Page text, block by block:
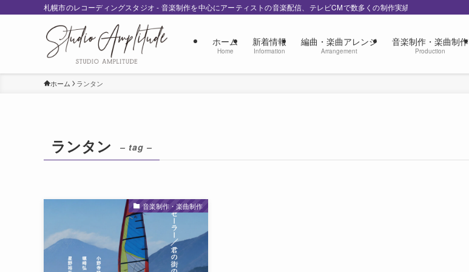
札幌市のレコーディングスタジオ - 音楽制作を中心にアーティストの音楽配信、テレビCMで数多くの制作実績
ホーム
Home
新着情報
Information
編曲・楽曲アレンジ
Arrangement
音楽制作・楽曲制作
Production
ホーム ランタン
ランタン – tag –
音楽制作・楽曲制作